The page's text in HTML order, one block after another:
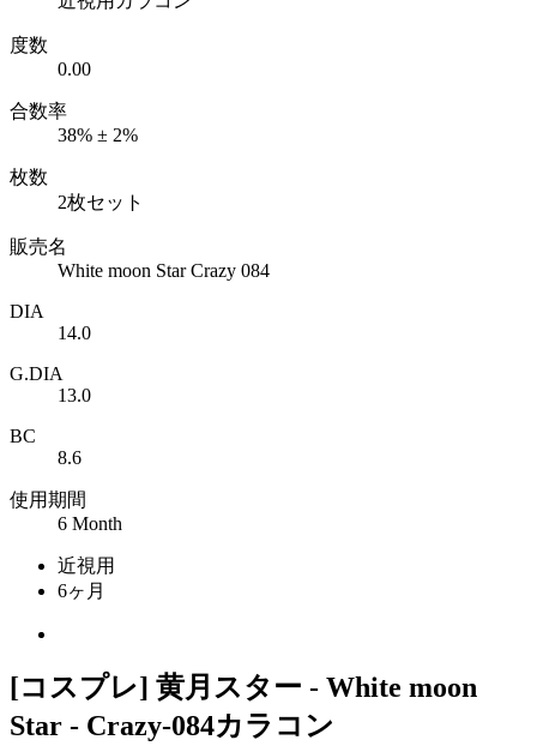
度数
0.00
合数率
38% ± 2%
枚数
2枚セット
販売名
White moon Star Crazy 084
DIA
14.0
G.DIA
13.0
BC
8.6
使用期間
6 Month
近視用
6ヶ月
[コスプレ] 黄月スター - White moon
Star - Crazy-084カラコン